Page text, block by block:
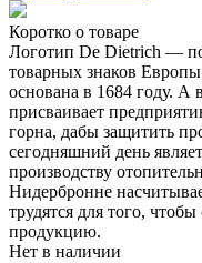
Коротко о товаре
Логотип De Dietrich —
товарных знаков
основана в 1684 году.
присваивает
горна, дабы защитить
сегодняшний день
производству
Нидербронне
трудятся для того,
продукцию.
Нет в наличии